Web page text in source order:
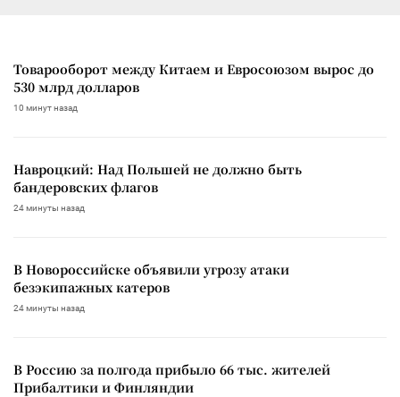
Товарооборот между Китаем и Евросоюзом вырос до
530 млрд долларов
10 минут назад
Навроцкий: Над Польшей не должно быть
бандеровских флагов
24 минуты назад
В Новороссийске объявили угрозу атаки
безэкипажных катеров
24 минуты назад
В Россию за полгода прибыло 66 тыс. жителей
Прибалтики и Финляндии